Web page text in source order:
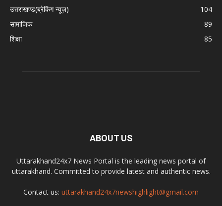
उत्तराखण्ड(ब्रेकिंग न्यूज़)
104
सामाजिक
89
शिक्षा
85
ABOUT US
Uttarakhand24x7 News Portal is the leading news portal of
uttarakhand. Committed to provide latest and authentic news.
Contact us: uttarakhand24x7newshighlight@gmail.com